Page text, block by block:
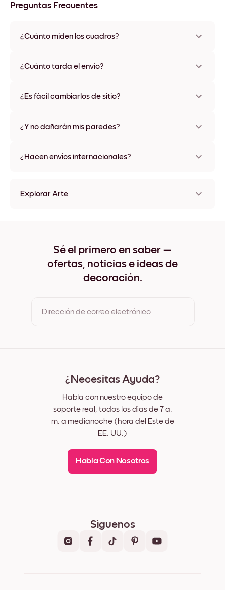
Preguntas Frecuentes
¿Cuánto miden los cuadros?
materiales y colores de marco, incluidas opciones sin marco y
¿Cuánto tarda el envío?
disponibles en algunos países. Te enviaremos un número de
¿Es fácil cambiarlos de sitio?
ningún daño
¿Y no dañarán mis paredes?
¿Hacen envíos internacionales?
Explorar Arte
Colors Madera de Roble
Colors Ancho Negro
Colors Ancho Blanco
Sé el primero en saber —
ofertas, noticias e ideas de
decoración.
Dirección de correo electrónico
¿Necesitas Ayuda?
Habla con nuestro equipo de
soporte real, todos los días de 7 a.
m. a medianoche (hora del Este de
EE. UU.)
Habla Con Nosotros
Síguenos